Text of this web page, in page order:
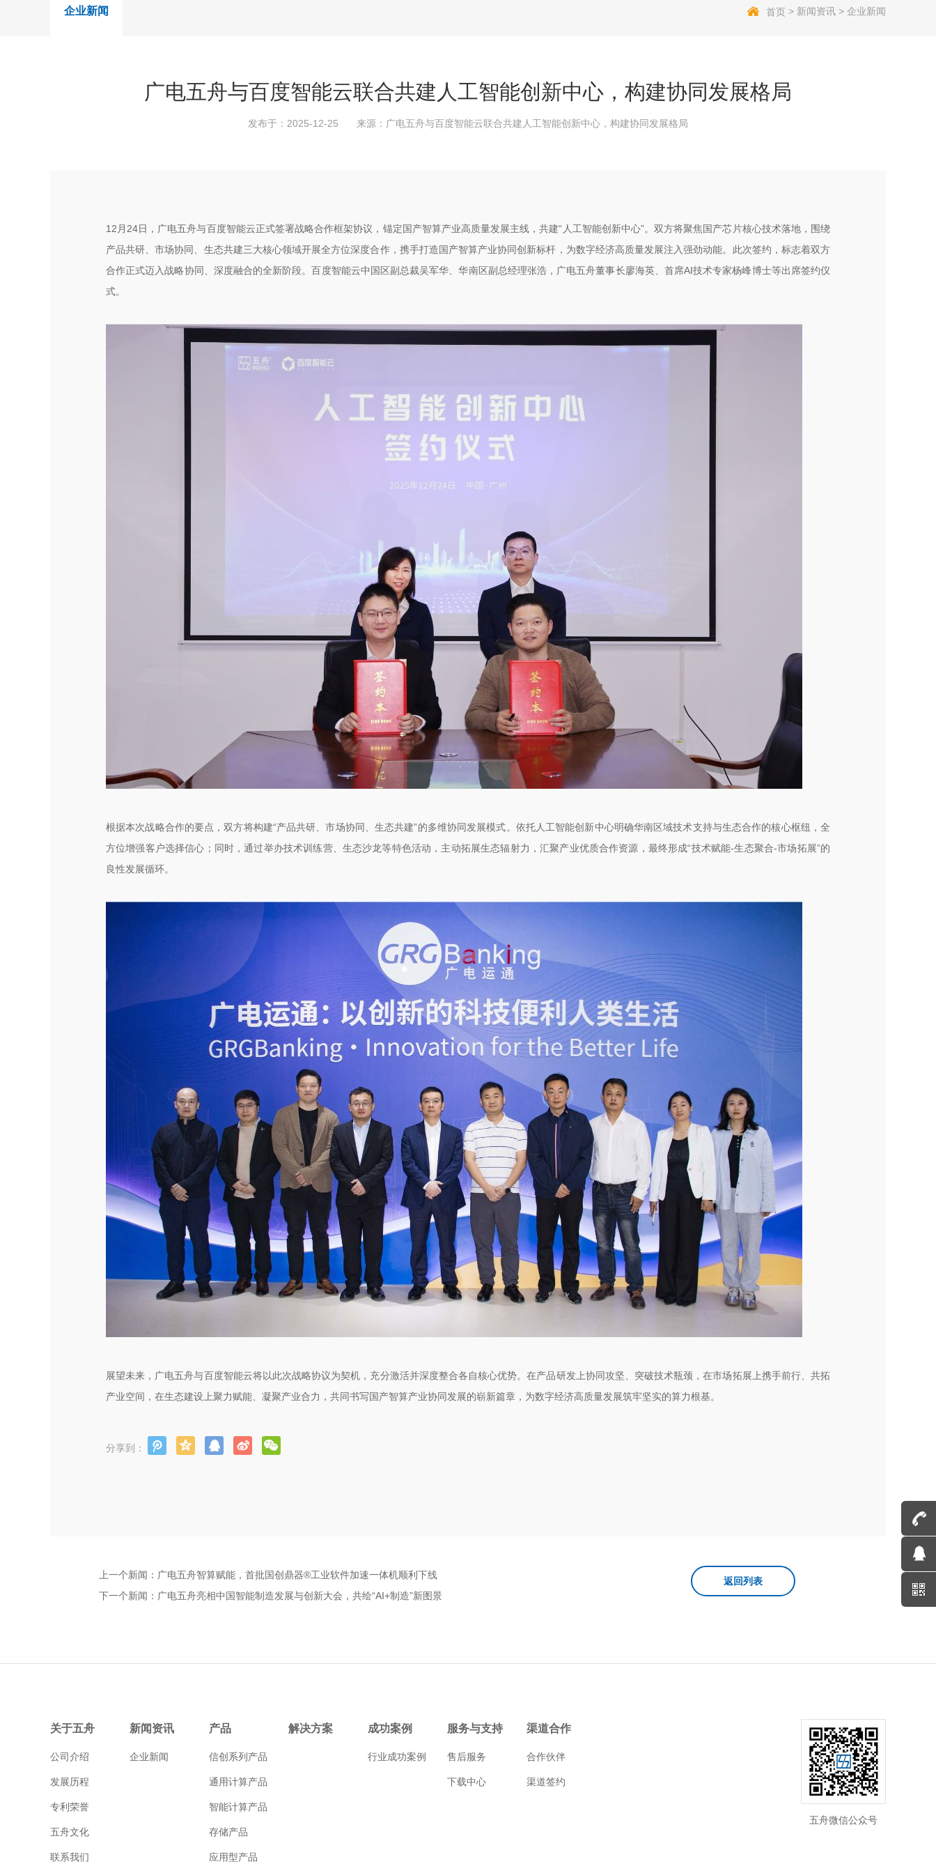
企业新闻 首页 > 新闻资讯 > 企业新闻
广电五舟与百度智能云联合共建人工智能创新中心，构建协同发展格局
发布于：2025-12-25 来源： 广电五舟与百度智能云联合共建人工智能创新中心，构建协同发展格局
12月24日，广电五舟与百度智能云正式签署战略合作框架协议，锚定国产智算产业高质量发展主线，共建“人工智能创新中心”。双方将聚焦国产芯片核心技术落地，围绕
产品共研、市场协同、生态共建三大核心领域开展全方位深度合作，携手打造国产智算产业协同创新标杆，为数字经济高质量发展注入强劲动能。此次签约，标志着双方
合作正式迈入战略协同、深度融合的全新阶段。百度智能云中国区副总裁吴军华、华南区副总经理张浩，广电五舟董事长廖海英、首席AI技术专家杨峰博士等出席签约仪
式。
根据本次战略合作的要点，双方将构建“产品共研、市场协同、生态共建”的多维协同发展模式。依托人工智能创新中心明确华南区域技术支持与生态合作的核心枢纽，全
方位增强客户选择信心；同时，通过举办技术训练营、生态沙龙等特色活动，主动拓展生态辐射力，汇聚产业优质合作资源，最终形成“技术赋能-生态聚合-市场拓展”的
良性发展循环。
展望未来，广电五舟与百度智能云将以此次战略协议为契机，充分激活并深度整合各自核心优势。在产品研发上协同攻坚、突破技术瓶颈，在市场拓展上携手前行、共拓
产业空间，在生态建设上聚力赋能、凝聚产业合力，共同书写国产智算产业协同发展的崭新篇章，为数字经济高质量发展筑牢坚实的算力根基。
分享到：
上一个新闻： 广电五舟智算赋能，首批国创鼎器®工业软件加速一体机顺利下线
下一个新闻： 广电五舟亮相中国智能制造发展与创新大会，共绘“AI+制造”新图景
返回列表
关于五舟
公司介绍
发展历程
专利荣誉
五舟文化
联系我们
新闻资讯
企业新闻
产品
信创系列产品
通用计算产品
智能计算产品
存储产品
应用型产品
解决方案 成功案例
行业成功案例
服务与支持
售后服务
下载中心
渠道合作
合作伙伴
渠道签约
五舟微信公众号